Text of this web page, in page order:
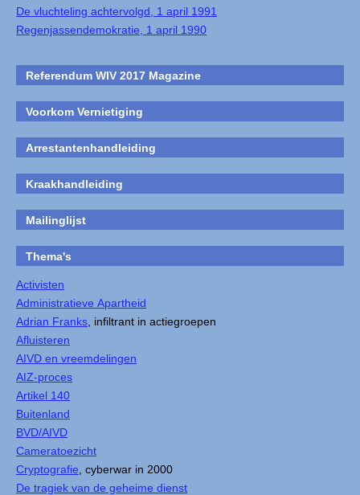
De vluchteling achtervolgd, 1 april 1991
Regenjassendemokratie, 1 april 1990
Referendum WIV 2017 Magazine
Voorkom Vernietiging
Arrestantenhandleiding
Kraakhandleiding
Mailinglijst
Thema's
Activisten
Administratieve Apartheid
Adrian Franks , infiltrant in actiegroepen
Afluisteren
AIVD en vreemdelingen
AIZ-proces
Artikel 140
Buitenland
BVD/AIVD
Cameratoezicht
Cryptografie , cyberwar in 2000
De tragiek van de geheime dienst